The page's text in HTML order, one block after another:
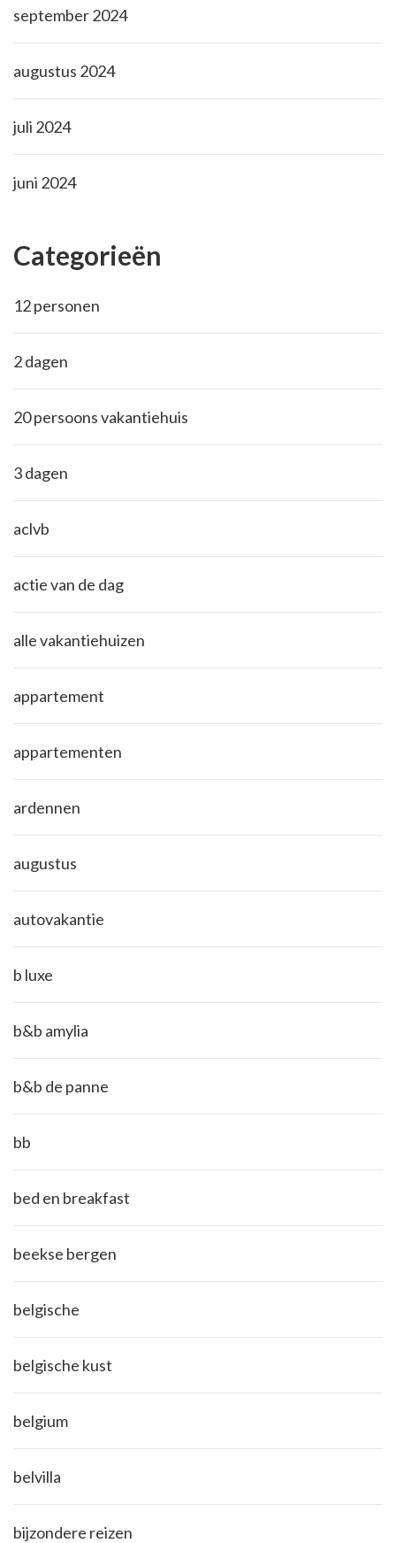
september 2024
augustus 2024
juli 2024
juni 2024
Categorieën
12 personen
2 dagen
20 persoons vakantiehuis
3 dagen
aclvb
actie van de dag
alle vakantiehuizen
appartement
appartementen
ardennen
augustus
autovakantie
b luxe
b&b amylia
b&b de panne
bb
bed en breakfast
beekse bergen
belgische
belgische kust
belgium
belvilla
bijzondere reizen